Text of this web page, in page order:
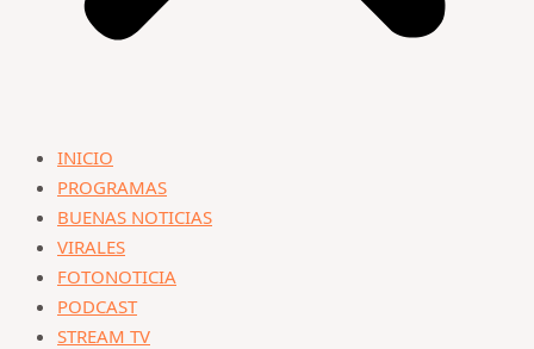
INICIO
PROGRAMAS
BUENAS NOTICIAS
VIRALES
FOTONOTICIA
PODCAST
STREAM TV